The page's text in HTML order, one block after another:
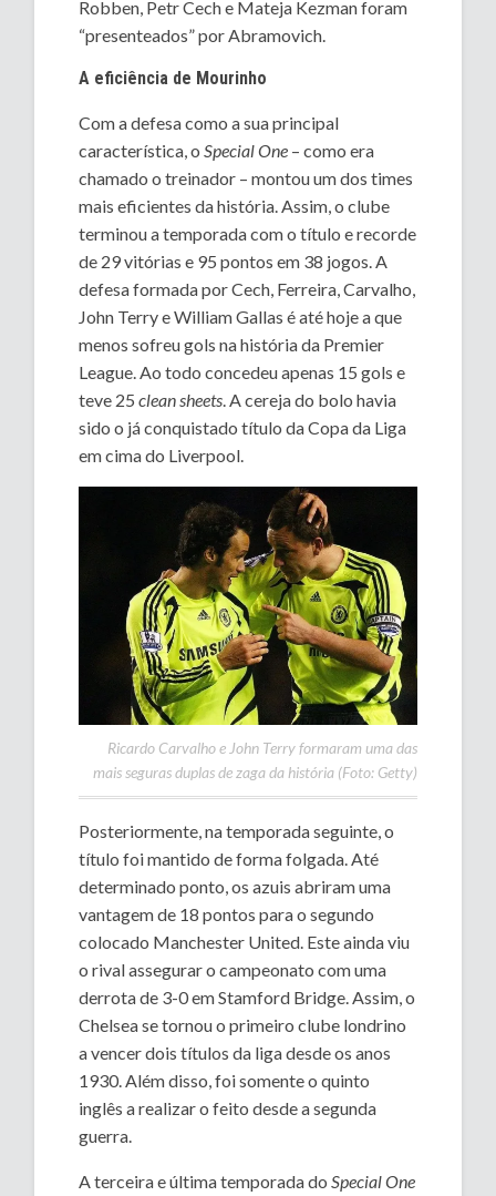
Robben, Petr Cech e Mateja Kezman foram
“presenteados” por Abramovich.
A eficiência de Mourinho
Com a defesa como a sua principal
característica, oSpecial One – como era
chamado o treinador – montou um dos times
mais eficientes da história. Assim, o clube
terminou a temporada com o título e recorde
de 29 vitórias e 95 pontos em 38 jogos. A
defesa formada por Cech, Ferreira, Carvalho,
John Terry e William Gallas é até hoje a que
menos sofreu gols na história da Premier
League. Ao todo concedeu apenas 15 gols e
teve 25clean sheets. A cereja do bolo havia
sido o já conquistado título da Copa da Liga
em cima do Liverpool.
Ricardo Carvalho e John Terry formaram uma das
mais seguras duplas de zaga da história (Foto: Getty)
Posteriormente, na temporada seguinte, o
título foi mantido de forma folgada. Até
determinado ponto, os azuis abriram uma
vantagem de 18 pontos para o segundo
colocado Manchester United. Este ainda viu
o rival assegurar o campeonato com uma
derrota de 3-0 em Stamford Bridge. Assim, o
Chelsea se tornou o primeiro clube londrino
a vencer dois títulos da liga desde os anos
1930. Além disso, foi somente o quinto
inglês a realizar o feito desde a segunda
guerra.
A terceira e última temporada do Special One